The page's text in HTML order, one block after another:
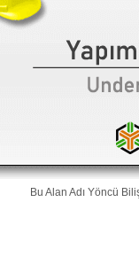
Bu Alan Adı Yöncü